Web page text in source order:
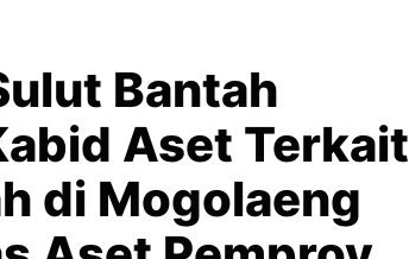
Bantah
Aset Terkait
di Mogolaeng